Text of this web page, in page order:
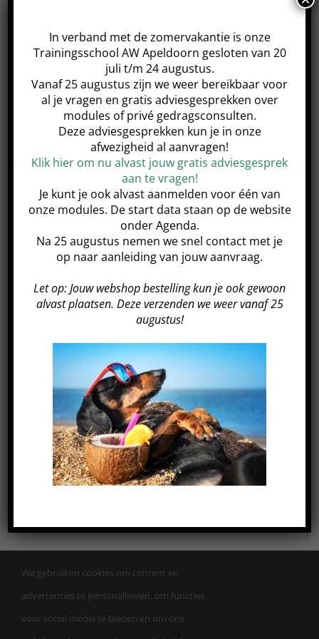
Winkelwagen
Mijn Account
Username:
Wachtwoord:
Gegevens onthouden
Registreren
datum.
TRAININGSSCHOOL APELDOORN
7321 MA Apeldoorn
Parkeerplaats P3+4 (tegenover Omnisport)
06-38674733
info@trainingsschoolaw-apeldoorn.nl
In verband met de zomervakantie is onze
Trainingsschool AW Apeldoorn gesloten van 20
juli t/m 24 augustus.
Vanaf 25 augustus zijn we weer bereikbaar voor
al je vragen en gratis adviesgesprekken over
modules of privé gedragsconsulten.
Deze adviesgesprekken kun je in onze
afwezigheid al aanvragen!
Klik hier om nu alvast jouw gratis adviesgesprek
aan te vragen!
Je kunt je ook alvast aanmelden voor één van
onze modules. De start data staan op de website
onder Agenda.
Na 25 augustus nemen we snel contact met je
op naar aanleiding van jouw aanvraag.
Let op: Jouw webshop bestelling kun je ook gewoon
alvast plaatsen. Deze verzenden we weer vanaf 25
augustus!
We gebruiken cookies om content en
advertenties te personaliseren, om functies
voor social media te bieden en om ons